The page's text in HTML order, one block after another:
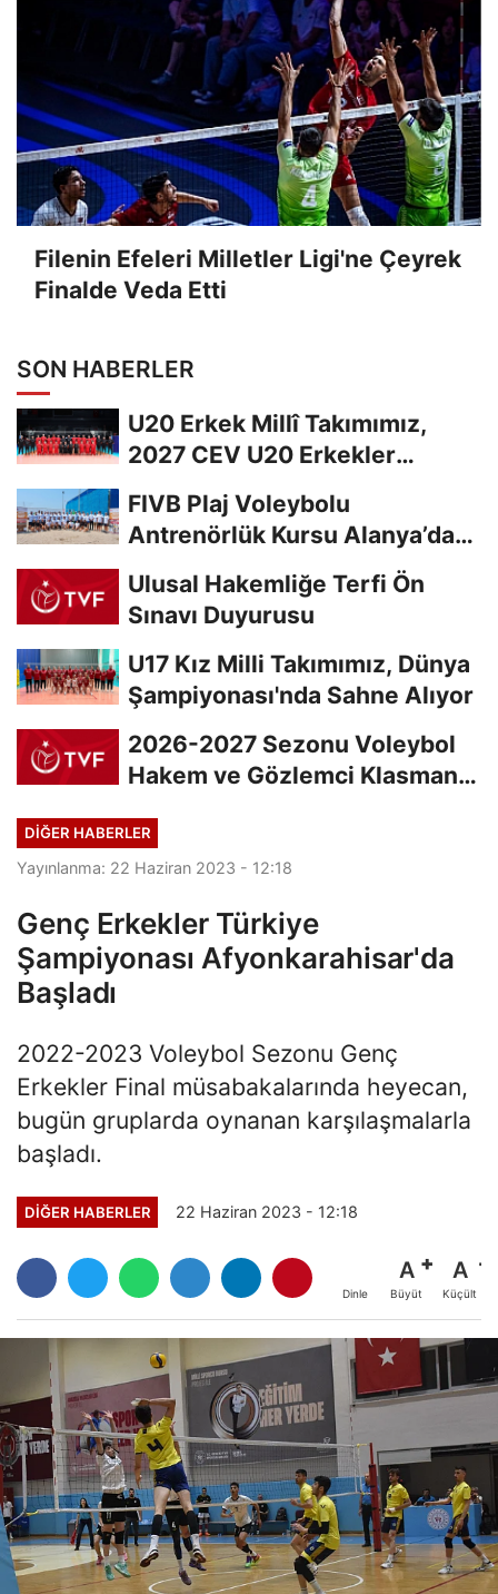
Filenin Efeleri Milletler Ligi'ne Çeyrek
Finalde Veda Etti
SON HABERLER
U20 Erkek Millî Takımımız,
2027 CEV U20 Erkekler
FIVB Plaj Voleybolu
Antrenörlük Kursu Alanya’da
Ulusal Hakemliğe Terfi Ön
Sınavı Duyurusu
U17 Kız Milli Takımımız, Dünya
Şampiyonası'nda Sahne Alıyor
2026-2027 Sezonu Voleybol
Hakem ve Gözlemci Klasman
DIĞER HABERLER
Yayınlanma: 22 Haziran 2023 - 12:18
Genç Erkekler Türkiye
Şampiyonası Afyonkarahisar'da
Başladı
2022-2023 Voleybol Sezonu Genç
Erkekler Final müsabakalarında heyecan,
bugün gruplarda oynanan karşılaşmalarla
başladı.
DIĞER HABERLER 22 Haziran 2023 - 12:18
Dinle
A
Büyüt
A
Küçült